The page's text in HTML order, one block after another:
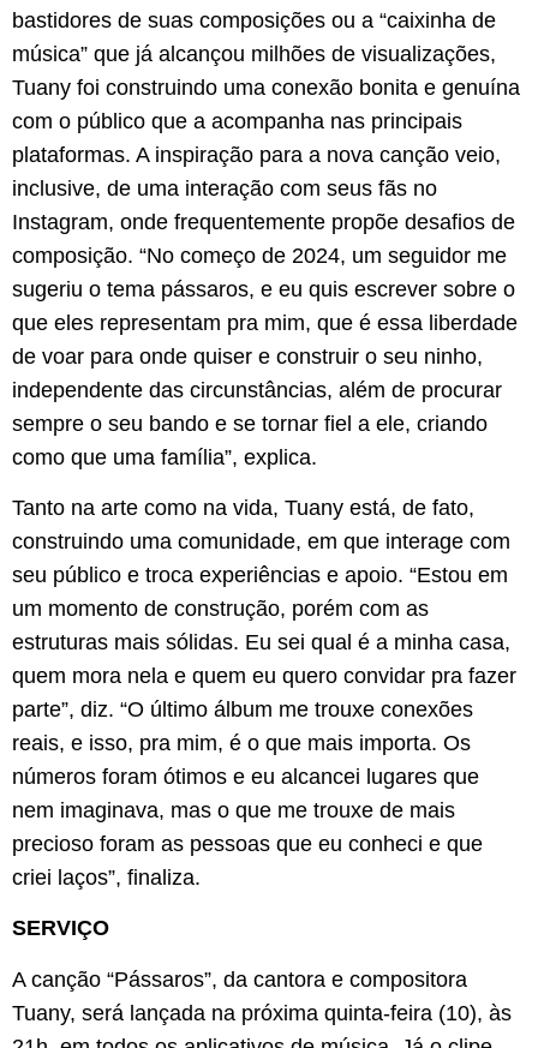
bastidores de suas composições ou a “caixinha de
música” que já alcançou milhões de visualizações,
Tuany foi construindo uma conexão bonita e genuína
com o público que a acompanha nas principais
plataformas. A inspiração para a nova canção veio,
inclusive, de uma interação com seus fãs no
Instagram, onde frequentemente propõe desafios de
composição. “No começo de 2024, um seguidor me
sugeriu o tema pássaros, e eu quis escrever sobre o
que eles representam pra mim, que é essa liberdade
de voar para onde quiser e construir o seu ninho,
independente das circunstâncias, além de procurar
sempre o seu bando e se tornar fiel a ele, criando
como que uma família”, explica.
Tanto na arte como na vida, Tuany está, de fato,
construindo uma comunidade, em que interage com
seu público e troca experiências e apoio. “Estou em
um momento de construção, porém com as
estruturas mais sólidas. Eu sei qual é a minha casa,
quem mora nela e quem eu quero convidar pra fazer
parte”, diz. “O último álbum me trouxe conexões
reais, e isso, pra mim, é o que mais importa. Os
números foram ótimos e eu alcancei lugares que
nem imaginava, mas o que me trouxe de mais
precioso foram as pessoas que eu conheci e que
criei laços”, finaliza.
SERVIÇO
A canção “Pássaros”, da cantora e compositora
Tuany, será lançada na próxima quinta-feira (10), às